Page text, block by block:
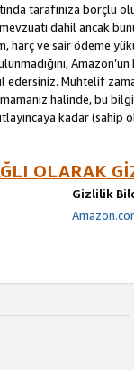
tarafınıza borçlu
dahil ancak
harç ve sair ödeme
edersiniz. Muhtelif
halinde, bu
kadar
OLARAK
Gizlilik